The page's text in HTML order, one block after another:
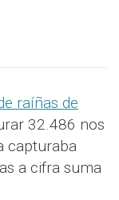
raíñas de
32.486 nos
capturaba
a cifra suma